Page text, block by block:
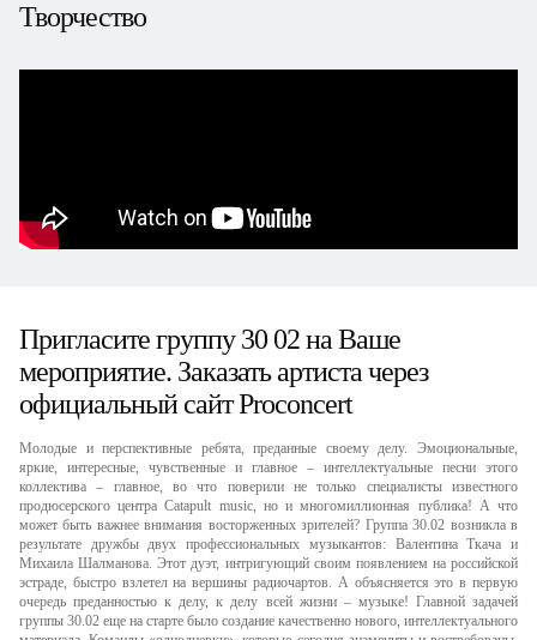
Творчество
Пригласите группу 30 02 на Ваше
мероприятие. Заказать артиста через
официальный сайт Proconcert
Молодые и перспективные ребята, преданные своему делу. Эмоциональные,
яркие, интересные, чувственные и главное – интеллектуальные песни этого
коллектива – главное, во что поверили не только специалисты известного
продюсерского центра Catapult music, но и многомиллионная публика! А что
может быть важнее внимания восторженных зрителей? Группа 30.02 возникла в
результате дружбы двух профессиональных музыкантов: Валентина Ткача и
Михаила Шалманова. Этот дуэт, интригующий своим появлением на российской
эстраде, быстро взлетел на вершины радиочартов. А объясняется это в первую
очередь преданностью к делу, к делу всей жизни – музыке! Главной задачей
группы 30.02 еще на старте было создание качественно нового, интеллектуального